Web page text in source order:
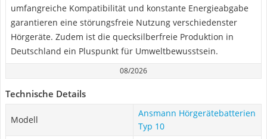
umfangreiche Kompatibilität und konstante Energieabgabe
garantieren eine störungsfreie Nutzung verschiedenster
Hörgeräte. Zudem ist die quecksilberfreie Produktion in
Deutschland ein Pluspunkt für Umweltbewusstsein.
08/2026
Technische Details
Modell
Ansmann Hörgerätebatterien
Typ 10